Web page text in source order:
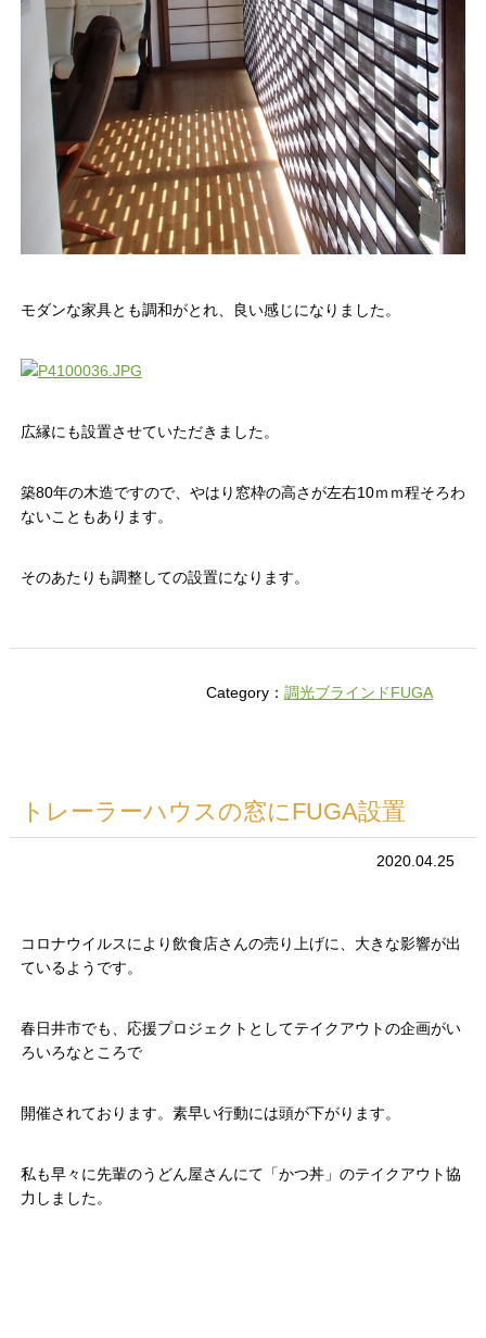
モダンな家具とも調和がとれ、良い感じになりました。
広縁にも設置させていただきました。
築80年の木造ですので、やはり窓枠の高さが左右10ｍｍ程そろわ
ないこともあります。
そのあたりも調整しての設置になります。
Category：調光ブラインドFUGA
トレーラーハウスの窓にFUGA設置
2020.04.25
コロナウイルスにより飲食店さんの売り上げに、大きな影響が出
ているようです。
春日井市でも、応援プロジェクトとしてテイクアウトの企画がい
ろいろなところで
開催されております。素早い行動には頭が下がります。
私も早々に先輩のうどん屋さんにて「かつ丼」のテイクアウト協
力しました。